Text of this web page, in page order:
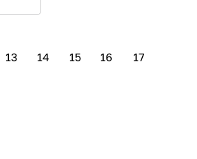
13 14 15 16 17